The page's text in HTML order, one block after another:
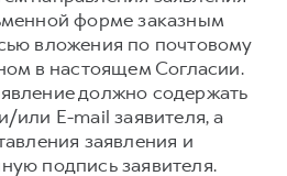
форме заказным
вложения по почтовому
в настоящем Согласии.
должно содержать
E-mail заявителя, а
заявления и
подпись заявителя.